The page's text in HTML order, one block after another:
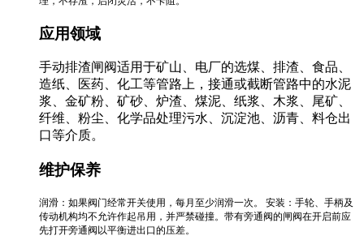
应用领域
手动排渣闸阀适用于矿山、电厂的选煤、排渣、食品、
造纸、医药、化工等管路上，接通或截断管路中的水泥
浆、金矿粉、矿砂、炉渣、煤泥、纸浆、木浆、尾矿、
纤维、粉尘、化学品处理污水、沉淀池、沥青、料仓出
口等介质‌。
维护保养
‌润滑‌：如果阀门经常开关使用，每月至少润滑一次‌。 ‌安装‌：手轮、手柄及
传动机构均不允许作起吊用，并严禁碰撞。带有旁通阀的闸阀在开启前应
先打开旁通阀以平衡进出口的压差‌。